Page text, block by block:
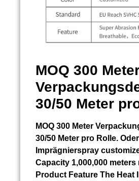
MOQ 300
30/50 Meter
MOQ 300 Meter
30/50 Meter pro Rolle. Oder
Imprägnierspray
Capacity 1,000,000
Product Feature The Heat